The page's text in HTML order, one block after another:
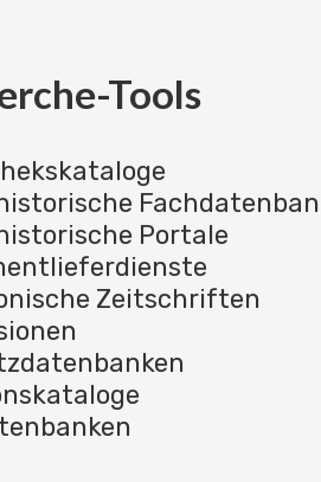
Tools
Portale
Zeitschriften